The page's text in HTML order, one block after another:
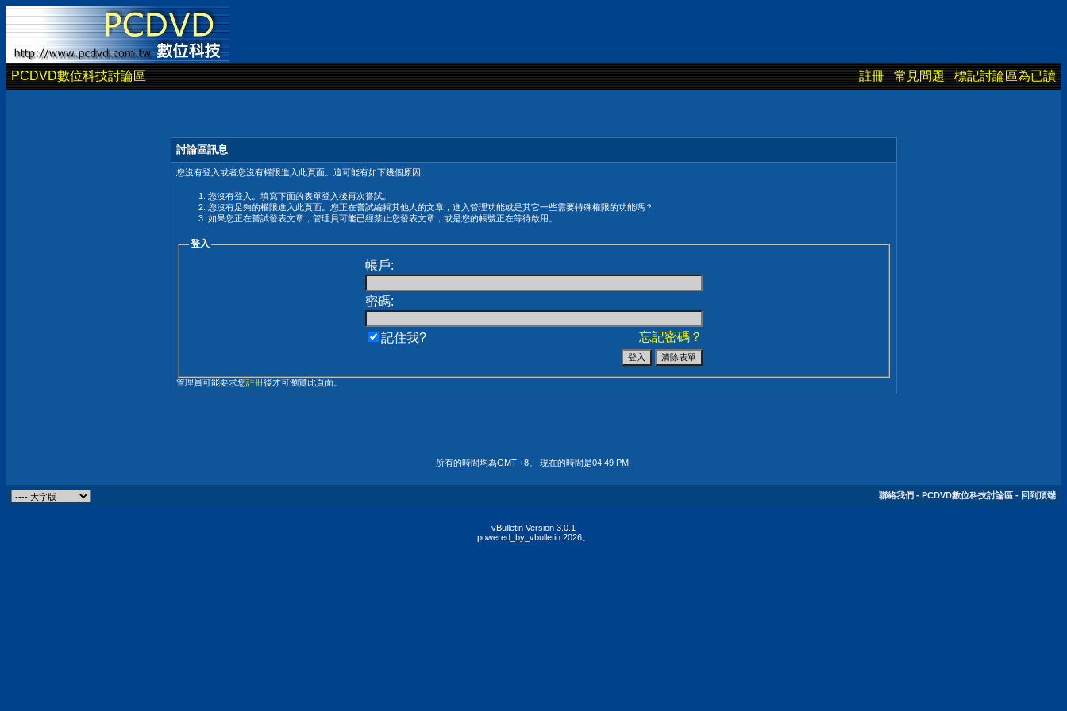
PCDVD數位科技討論區 註冊 常見問題 標記討論區為已讀
討論區訊息
您沒有登入或者您沒有權限進入此頁面。這可能有如下幾個原因:
您沒有登入。填寫下面的表單登入後再次嘗試。
您沒有足夠的權限進入此頁面。您正在嘗試編輯其他人的文章，進入管理功能或是其它一些需要特殊權限的功能嗎？
如果您正在嘗試發表文章，管理員可能已經禁止您發表文章，或是您的帳號正在等待啟用。
登入
帳戶:
密碼:
忘記密碼？
記住我?
管理員可能要求您註冊後才可瀏覽此頁面。
所有的時間均為GMT +8。 現在的時間是04:49 PM
聯絡我們 - PCDVD數位科技討論區 - 回到頂端
vBulletin Version 3.0.1
powered_by_vbulletin 2026。